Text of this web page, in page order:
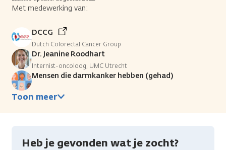
Met medewerking van:
DCCG
Dutch Colorectal Cancer Group
Dr. Jeanine Roodhart
Internist-oncoloog, UMC Utrecht
Mensen die darmkanker hebben (gehad)
Toon meer
Heb je gevonden wat je zocht?